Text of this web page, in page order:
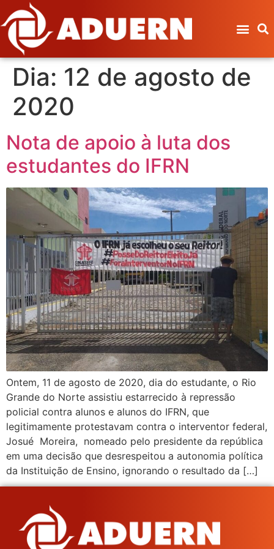
Dia: 12 de agosto de
2020
Nota de apoio à luta dos
estudantes do IFRN
Ontem, 11 de agosto de 2020, dia do estudante, o Rio
Grande do Norte assistiu estarrecido à repressão
policial contra alunos e alunos do IFRN, que
legitimamente protestavam contra o interventor federal,
Josué Moreira, nomeado pelo presidente da república
em uma decisão que desrespeitou a autonomia política
da Instituição de Ensino, ignorando o resultado da […]